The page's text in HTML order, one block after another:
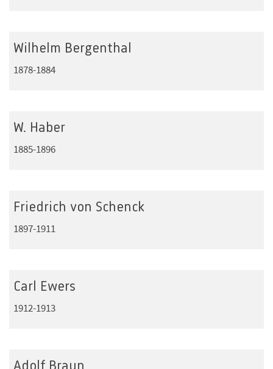
Wilhelm Bergenthal
1878-1884
W. Haber
1885-1896
Friedrich von Schenck
1897-1911
Carl Ewers
1912-1913
Adolf Braun